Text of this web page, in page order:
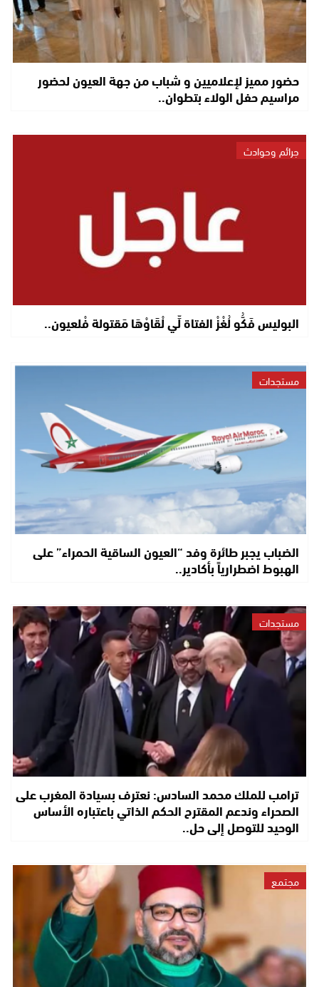
حضور مميز لإعلاميين و شباب من جهة العيون لحضور
مراسيم حفل الولاء بتطوان..
جرائم وحوادث
البوليس فَكُّو لُغْزْ الفتاة لِّي لْقَاوْهَا مَقتولة فْلعيون..
مستجدات
الضباب يجبر طائرة وفد “العيون الساقية الحمراء” على
الهبوط اضطرارياً بأكادير..
مستجدات
ترامب للملك محمد السادس: نعترف بسيادة المغرب على
الصحراء وندعم المقترح الحكم الذاتي باعتباره الأساس
الوحيد للتوصل إلى حل..
مجتمع